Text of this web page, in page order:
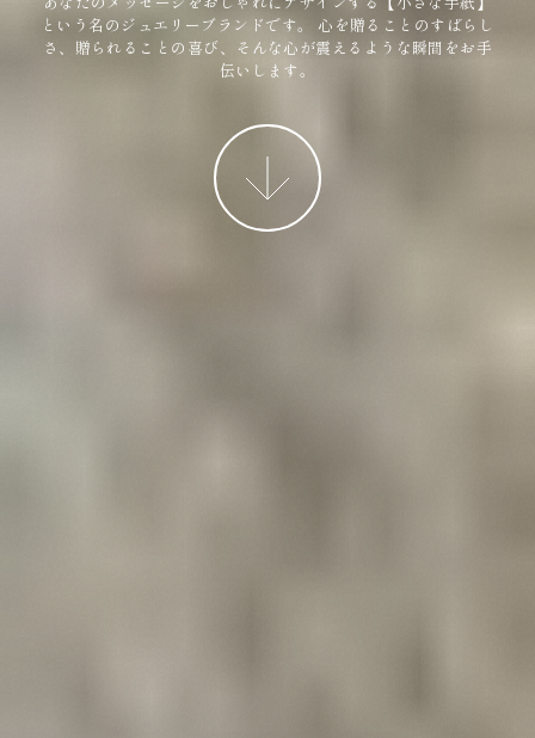
という名のジュエリーブランドです。
心を贈ることのすばらし
さ、贈られることの喜び、そんな心が震えるような瞬間をお手
伝いします。